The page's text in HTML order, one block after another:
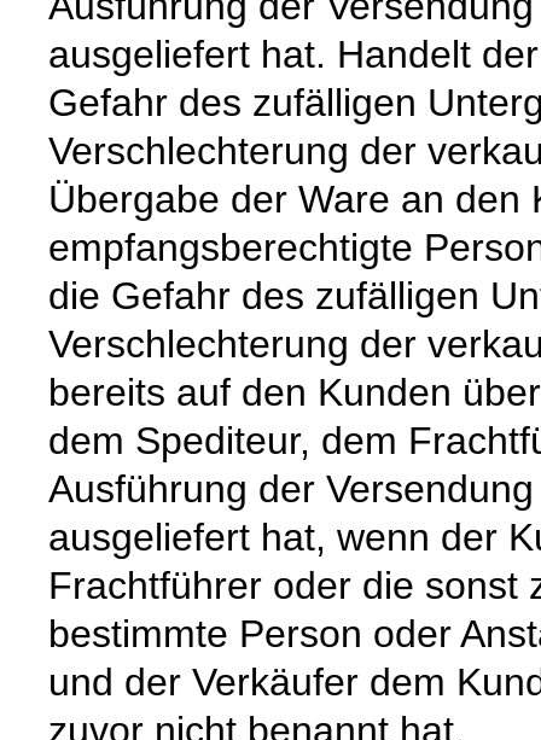
ausgeliefert hat. Handelt
Gefahr des zufälligen
Verschlechterung der
Übergabe der Ware an den
empfangsberechtigte
die Gefahr des zufälligen
Verschlechterung der
bereits auf den Kunden
dem Spediteur, dem
Ausführung der
ausgeliefert hat, wenn der
Frachtführer oder die sonst
bestimmte Person oder
und der Verkäufer dem
zuvor nicht benannt hat.